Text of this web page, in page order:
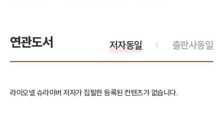
연관도서 출판사동일
저자동일
라이오넬 슈라이버 저자가 집필한 등록된 컨텐츠가 없습니다.